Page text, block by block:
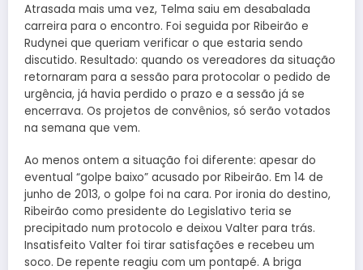
Atrasada mais uma vez, Telma saiu em desabalada
carreira para o encontro. Foi seguida por Ribeirão e
Rudynei que queriam verificar o que estaria sendo
discutido. Resultado: quando os vereadores da situação
retornaram para a sessão para protocolar o pedido de
urgência, já havia perdido o prazo e a sessão já se
encerrava. Os projetos de convênios, só serão votados
na semana que vem.
Ao menos ontem a situação foi diferente: apesar do
eventual “golpe baixo” acusado por Ribeirão. Em 14 de
junho de 2013, o golpe foi na cara. Por ironia do destino,
Ribeirão como presidente do Legislativo teria se
precipitado num protocolo e deixou Valter para trás.
Insatisfeito Valter foi tirar satisfações e recebeu um
soco. De repente reagiu com um pontapé. A briga